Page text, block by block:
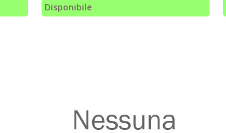
Disponibile